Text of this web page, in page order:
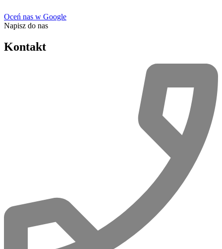
Oceń nas w Google
Napisz do nas
Kontakt